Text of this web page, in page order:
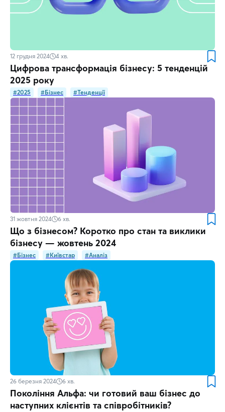
12 грудня 2024 4 хв.
Цифрова трансформація бізнесу: 5 тенденцій
2025 року
#2025 #Бізнес #Тенденції
31 жовтня 2024 6 хв.
Що з бізнесом? Коротко про стан та виклики
бізнесу — жовтень 2024
#Бізнес #Київстар #Аналіз
26 березня 2024 6 хв.
Покоління Альфа: чи готовий ваш бізнес до
наступних клієнтів та співробітників?